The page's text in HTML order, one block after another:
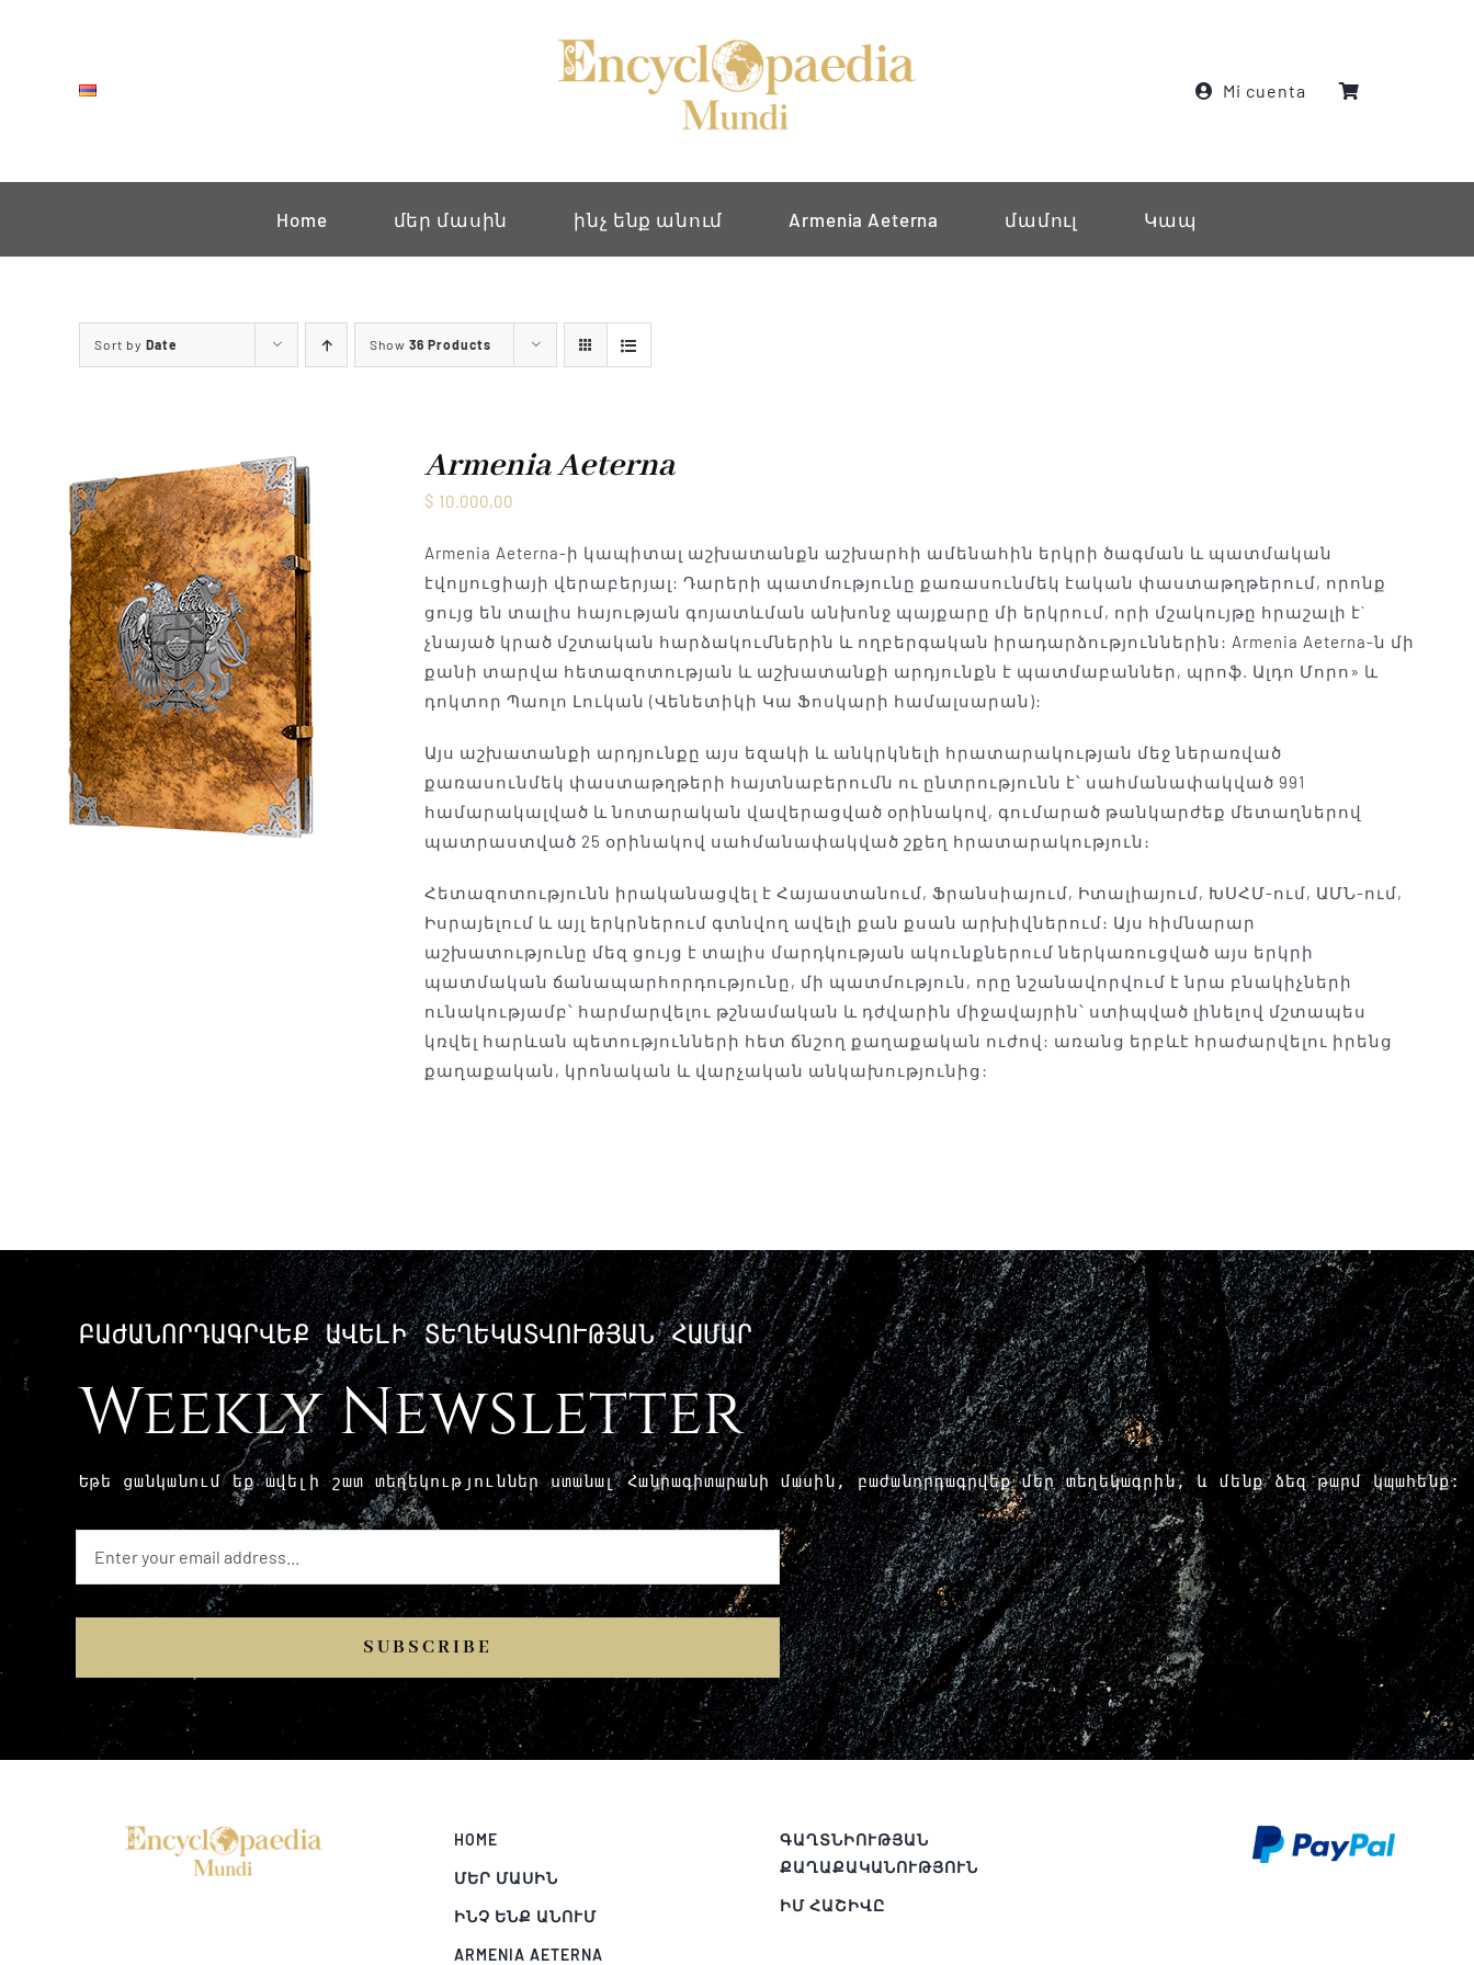
Mi cuenta
Home մեր մասին ինչ ենք անում Armenia Aeterna մամուլ Կապ
Sort by Date Show 36 Products
Armenia Aeterna
$ 10.000,00
Armenia Aeterna-ի կապիտալ աշխատանքն աշխարհի ամենահին երկրի ծագման և պատմական
էվոլյուցիայի վերաբերյալ: Դարերի պատմությունը քառասունմեկ էական փաստաթղթերում, որոնք
ցույց են տալիս հայության գոյատևման անխոնջ պայքարը մի երկրում, որի մշակույթը հրաշալի է`
չնայած կրած մշտական ​​հարձակումներին և ողբերգական իրադարձություններին: Armenia Aeterna-ն մի
քանի տարվա հետազոտության և աշխատանքի արդյունքն է պատմաբաններ, պրոֆ. Ալդո Մորո» և
դոկտոր Պաոլո Լուկան (Վենետիկի Կա Ֆոսկարի համալսարան):
Այս աշխատանքի արդյունքը այս եզակի և անկրկնելի հրատարակության մեջ ներառված
քառասունմեկ փաստաթղթերի հայտնաբերումն ու ընտրությունն է՝ սահմանափակված 991
համարակալված և նոտարական վավերացված օրինակով, գումարած թանկարժեք մետաղներով
պատրաստված 25 օրինակով սահմանափակված շքեղ հրատարակություն։
Հետազոտությունն իրականացվել է Հայաստանում, Ֆրանսիայում, Իտալիայում, ԽՍՀՄ-ում, ԱՄՆ-ում,
Իսրայելում և այլ երկրներում գտնվող ավելի քան քսան արխիվներում։ Այս հիմնարար
աշխատությունը մեզ ցույց է տալիս մարդկության ակունքներում ներկառուցված այս երկրի
պատմական ճանապարհորդությունը, մի պատմություն, որը նշանավորվում է նրա բնակիչների
ունակությամբ՝ հարմարվելու թշնամական և դժվարին միջավայրին՝ ստիպված լինելով մշտապես
կռվել հարևան պետությունների հետ ճնշող քաղաքական ուժով: առանց երբևէ հրաժարվելու իրենց
քաղաքական, կրոնական և վարչական անկախությունից:
ԲԱԺԱՆՈՐԴԱԳՐՎԵՔ ԱՎԵԼԻ ՏԵՂԵԿԱՏՎՈՒԹՅԱՆ ՀԱՄԱՐ
Weekly Newsletter
Եթե ​​ցանկանում եք ավելի շատ տեղեկություններ ստանալ Հանրագիտարանի մասին, բաժանորդագրվեք մեր տեղեկագրին, և մենք ձեզ թարմ կպահենք:
SUBSCRIBE
HOME
ՄԵՐ ՄԱՍԻՆ
ԻՆՉ ԵՆՔ ԱՆՈՒՄ
ARMENIA AETERNA
ԳԱՂՏՆԻՈՒԹՅԱՆ
ՔԱՂԱՔԱԿԱՆՈՒԹՅՈՒՆ
ԻՄ ՀԱՇԻՎԸ